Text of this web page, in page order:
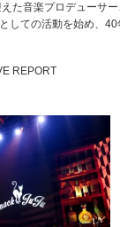
た音楽プロデューサ
しての活動を始め、
REPORT